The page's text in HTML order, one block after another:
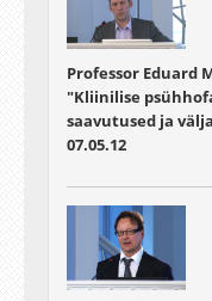
Professor Eduard
"Kliinilise
saavutused ja
07.05.12